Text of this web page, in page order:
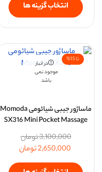
انتخاب گزینه ها
تا 15%
در انبار
موجود نمی
باشد
ماساژور جیبی شیائومی Momoda
SX316 Mini Pocket Massage
3,100,000تومان
2,650,000تومان